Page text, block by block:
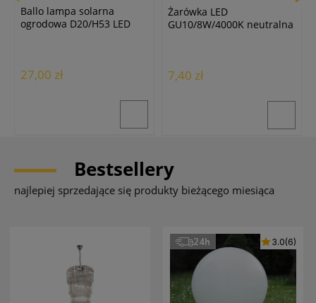
Ballo lampa solarna
ogrodowa D20/H53 LED
27,00 zł
Żarówka LED
GU10/8W/4000K neutralna
7,40 zł
Bestsellery
najlepiej sprzedające się produkty bieżącego miesiąca
24h 3.0(6)